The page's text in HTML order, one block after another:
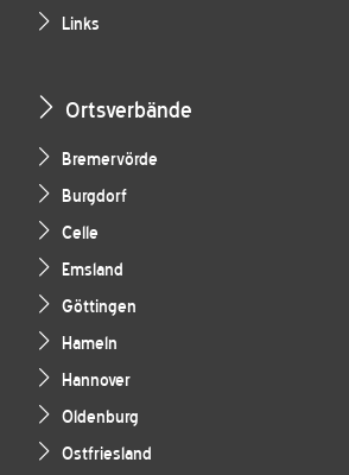
Links
Ortsverbände
Bremervörde
Burgdorf
Celle
Emsland
Göttingen
Hameln
Hannover
Oldenburg
Ostfriesland